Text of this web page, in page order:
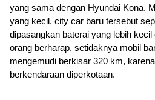
yang sama dengan Hyundai Kona.
yang kecil, city car baru tersebut
dipasangkan baterai yang lebih
orang berharap, setidaknya mobil
mengemudi berkisar 320 km,
berkendaraan diperkotaan.